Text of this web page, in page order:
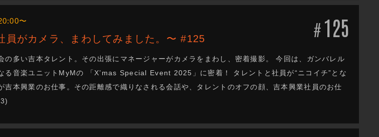
#125
〜
員がカメラ、まわしてみました。〜 #125
の多い吉本タレント。その出張にマネージャーがカメラをまわし、密着撮影。 今回は、ガンバレル
る音楽ユニットMyMの 「X’mas Special Event 2025」に密着！ タレントと社員が“ニコイチ”とな
吉本興業のお仕事。その距離感で織りなされる会話や、タレントのオフの顔、吉本興業社員のお仕